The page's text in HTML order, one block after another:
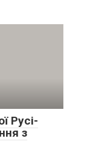
Русі-
з